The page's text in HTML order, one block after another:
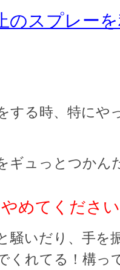
のスプレー
する時、特にや
ギュっとつかん
めてくださ
騒いだり、手を
くれてる！構っ